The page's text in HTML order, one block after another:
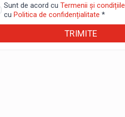
Sunt de acord cu Termenii și condițiile
cu Politica de confidențialitate *
TRIMITE